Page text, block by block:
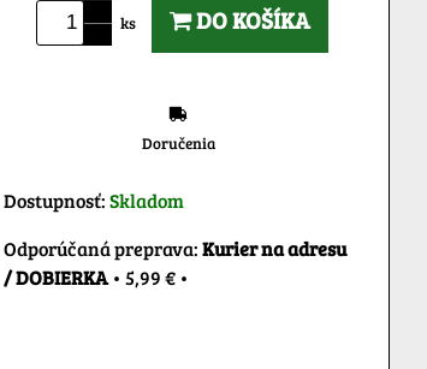
ks DO KOŠÍKA
Doručenia
Dostupnosť:Skladom
Kurier na adresu
/ DOBIERKA• 5,99 € •